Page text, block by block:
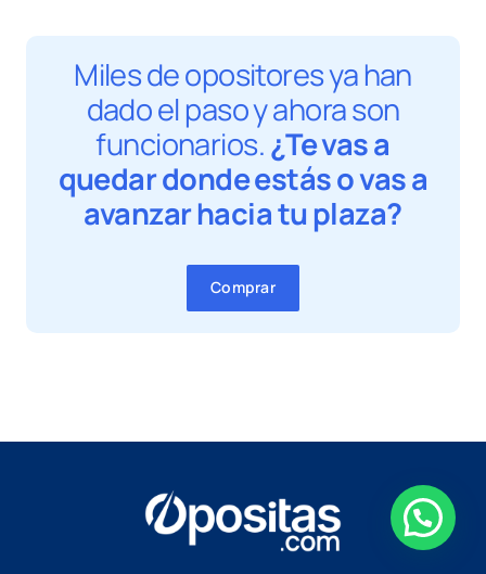
Miles de opositores ya han
dado el paso y ahora son
funcionarios.¿Te vas a
quedar donde estás o vas a
avanzar hacia tu plaza?
Comprar